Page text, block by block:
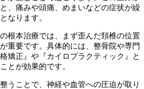
、痛みや頭痛、めまいなどの症状が繰
なります。
根本治療では、まず歪んだ頚椎の位置
重要です。具体的には、整骨院や専門
矯正』や『カイロプラクティック』と
とが効果的です。
うことで、神経や血管への圧迫が取り